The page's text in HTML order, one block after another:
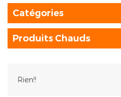
Catégories
Produits Chauds
Rien!!